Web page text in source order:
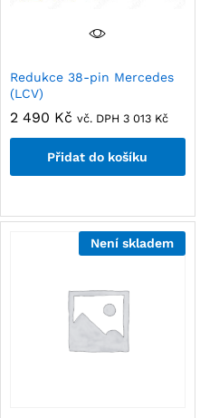
Redukce 38-pin Mercedes
(LCV)
2 490 Kč vč. DPH 3 013 Kč
Přidat do košíku
Není skladem